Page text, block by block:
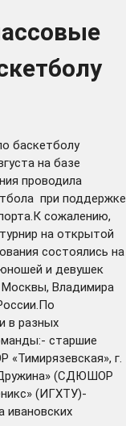
баскетболу
на базе
проводила
при поддержке
сожалению,
на открытой
состоялись на
и девушек
Владимира
в разных
старшие
г.
(СДЮШОР
(ИГХТУ)-